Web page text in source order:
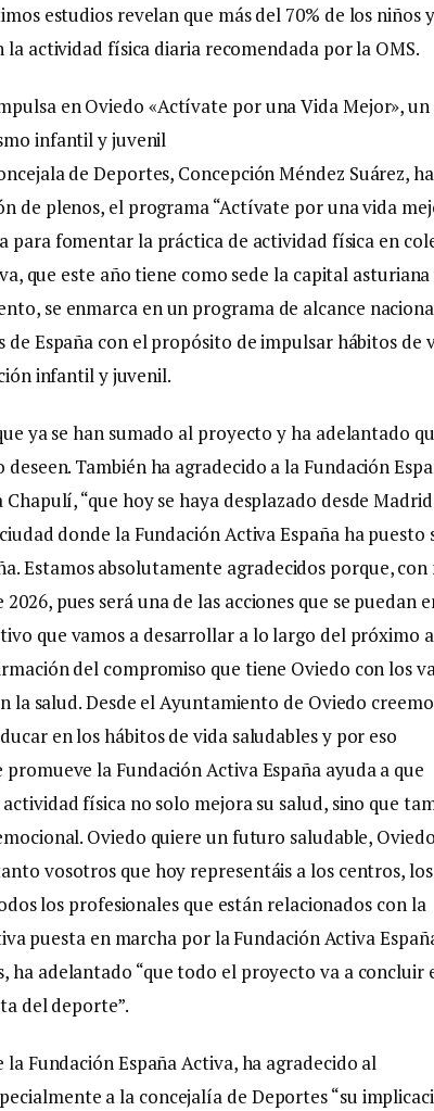
estudios revelan que más del 70% de los niños y
la actividad física diaria recomendada por la OMS.
en Oviedo «Actívate por una Vida Mejor», un
infantil y juvenil
de Deportes, Concepción Méndez Suárez, ha
de plenos, el programa “Actívate por una vida
para fomentar la práctica de actividad física en
que este año tiene como sede la capital asturiana
se enmarca en un programa de alcance
España con el propósito de impulsar hábitos de
infantil y juvenil.
ya se han sumado al proyecto y ha adelantado
También ha agradecido a la Fundación
“que hoy se haya desplazado desde
donde la Fundación Activa España ha puesto
Estamos absolutamente agradecidos porque,
pues será una de las acciones que se puedan
que vamos a desarrollar a lo largo del próximo
del compromiso que tiene Oviedo con los
la salud. Desde el Ayuntamiento de Oviedo
en los hábitos de vida saludables y por eso
la Fundación Activa España ayuda a que
física no solo mejora su salud, sino que
Oviedo quiere un futuro saludable,
vosotros que hoy representáis a los centros, los
los profesionales que están relacionados con la
puesta en marcha por la Fundación Activa
ha adelantado “que todo el proyecto va a concluir
del deporte”.
Fundación España Activa, ha agradecido al
a la concejalía de Deportes “su